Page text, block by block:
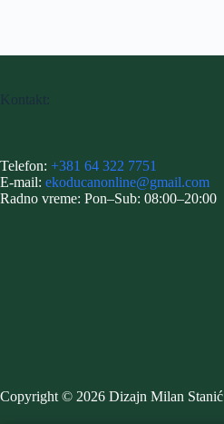
Kontakt:
Telefon: +381 64 322 7751
E-mail: ekoducanonline@gmail.com
Radno vreme: Pon–Sub: 08:00–20:00
Copyright © 2026 Dizajn Milan Stanić